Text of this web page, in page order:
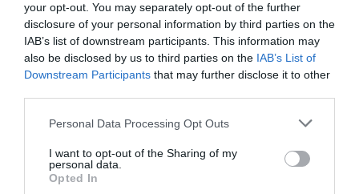
your opt-out. You may separately opt-out of the further
disclosure of your personal information by third parties on the
IAB’s list of downstream participants. This information may
also be disclosed by us to third parties on the IAB’s List of
Downstream Participants that may further disclose it to other
Please note that this website/app uses one or more Google
not limited to your visit or usage behaviour. You may click to
grant or deny consent to Google and its third-party tags to
use your data for below specified purposes in below Google
Personal Data Processing Opt Outs
I want to opt-out of the Sharing of my
personal data.
Opted In
Μείωση ασφαλιστικών εισφορών ύψους 240
εκατ. ευρώ ζητούν από την κυβέρνηση οι
έμποροι
ασφαλιστικές εισφορές κατά περίπου 240 εκατ. ευρώ,
07 Αυγούστου 2026